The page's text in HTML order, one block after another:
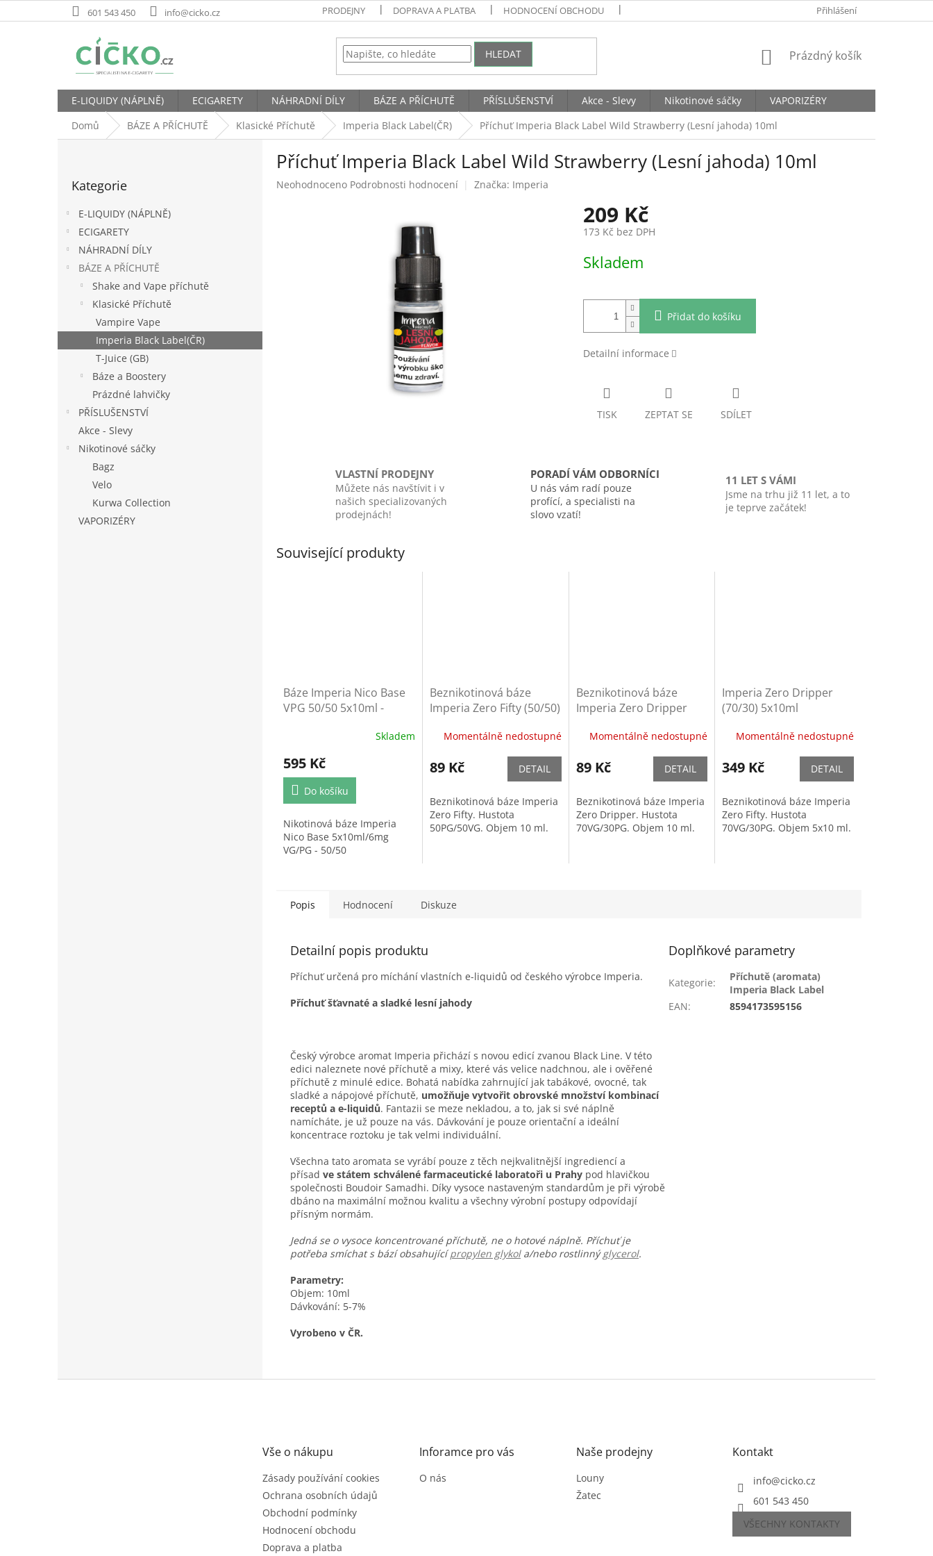
na
601 543 450 info@cicko.cz PRODEJNY DOPRAVA A PLATBA HODNOCENÍ OBCHODU Přihlášení
HLEDAT
NÁKUPNÍ
Prázdný košík
E-LIQUIDY (NÁPLNĚ) ECIGARETY NÁHRADNÍ DÍLY BÁZE A PŘÍCHUTĚ PŘÍSLUŠENSTVÍ Akce - Slevy Nikotinové sáčky
VAPORIZÉRY
Domů
BÁZE A PŘÍCHUTĚ Klasické Příchutě Imperia Black Label(ČR) Příchuť Imperia Black Label Wild Strawberry (Lesní jahoda) 10ml
e
l
kategorie
Kategorie
E-LIQUIDY (NÁPLNĚ)
ECIGARETY
NÁHRADNÍ DÍLY
BÁZE A PŘÍCHUTĚ
Shake and Vape příchutě
Klasické Příchutě
Vampire Vape
Imperia Black Label(ČR)
T-Juice (GB)
Báze a Boostery
Prázdné lahvičky
PŘÍSLUŠENSTVÍ
Akce - Slevy
Nikotinové sáčky
Bagz
Velo
Kurwa Collection
VAPORIZÉRY
Příchuť Imperia Black Label Wild Strawberry (Lesní jahoda) 10ml
Průměrné
Neohodnoceno Podrobnosti hodnocení Značka: Imperia
209 Kč
173 Kč bez DPH
cena:
Skladem
Přidat do košíku
Detailní informace
TISK ZEPTAT SE SDÍLET
VLASTNÍ PRODEJNY
Můžete nás navštívit i v
našich specializovaných
prodejnách!
PORADÍ VÁM ODBORNÍCI
U nás vám radí pouze
profící, a specialisti na
slovo vzatí!
11 LET S VÁMI
Jsme na trhu již 11 let, a to
je teprve začátek!
Související produkty
Báze Imperia Nico Base
VPG 50/50 5x10ml -
Skladem
595 Kč
Do košíku
Nikotinová báze Imperia
Nico Base 5x10ml/6mg
VG/PG - 50/50
Beznikotinová báze
Imperia Zero Fifty (50/50)
Momentálně nedostupné
89 Kč DETAIL
Beznikotinová báze Imperia
Zero Fifty. Hustota
50PG/50VG. Objem 10 ml.
Beznikotinová báze
Imperia Zero Dripper
Momentálně nedostupné
89 Kč DETAIL
Beznikotinová báze Imperia
Zero Dripper. Hustota
70VG/30PG. Objem 10 ml.
Imperia Zero Dripper
(70/30) 5x10ml
Momentálně nedostupné
349 Kč DETAIL
Beznikotinová báze Imperia
Zero Fifty. Hustota
70VG/30PG. Objem 5x10 ml.
Popis Hodnocení Diskuze
Detailní popis produktu
Příchuť určená pro míchání vlastních e-liquidů od českého výrobce Imperia.
Příchuť šťavnaté a sladké lesní jahody
Český výrobce aromat Imperia přichází s novou edicí zvanou Black Line. V této
edici naleznete nové příchutě a mixy, které vás velice nadchnou, ale i ověřené
příchutě z minulé edice. Bohatá nabídka zahrnující jak tabákové, ovocné, tak
sladké a nápojové příchutě, umožňuje vytvořit obrovské množství kombinací
receptů a e-liquidů. Fantazii se meze nekladou, a to, jak si své náplně
namícháte, je už pouze na vás. Dávkování je pouze orientační a ideální
koncentrace roztoku je tak velmi individuální.
Všechna tato aromata se vyrábí pouze z těch nejkvalitnější ingrediencí a
přísad ve státem schválené farmaceutické laboratoři u Prahy pod hlavičkou
společnosti Boudoir Samadhi. Díky vysoce nastaveným standardům je při výrobě
dbáno na maximální možnou kvalitu a všechny výrobní postupy odpovídají
přísným normám.
Jedná se o vysoce koncentrované příchutě, ne o hotové náplně. Příchuť je
potřeba smíchat s bází obsahujícípropylen glykola/nebo rostlinnýglycerol.
Parametry:
Objem: 10ml
Dávkování: 5-7%
Vyrobeno v ČR.
Doplňkové parametry
Kategorie:
Příchutě (aromata)
Imperia Black Label
EAN: 8594173595156
Vše o nákupu
Zásady používání cookies
Ochrana osobních údajů
Obchodní podmínky
Hodnocení obchodu
Doprava a platba
Inforamce pro vás
O nás
Naše prodejny
Louny
Žatec
Kontakt
info@cicko.cz
601 543 450
VŠECHNY KONTAKTY